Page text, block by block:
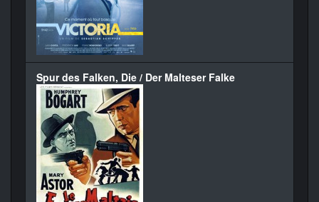
Spur des Falken, Die / Der Malteser Falke